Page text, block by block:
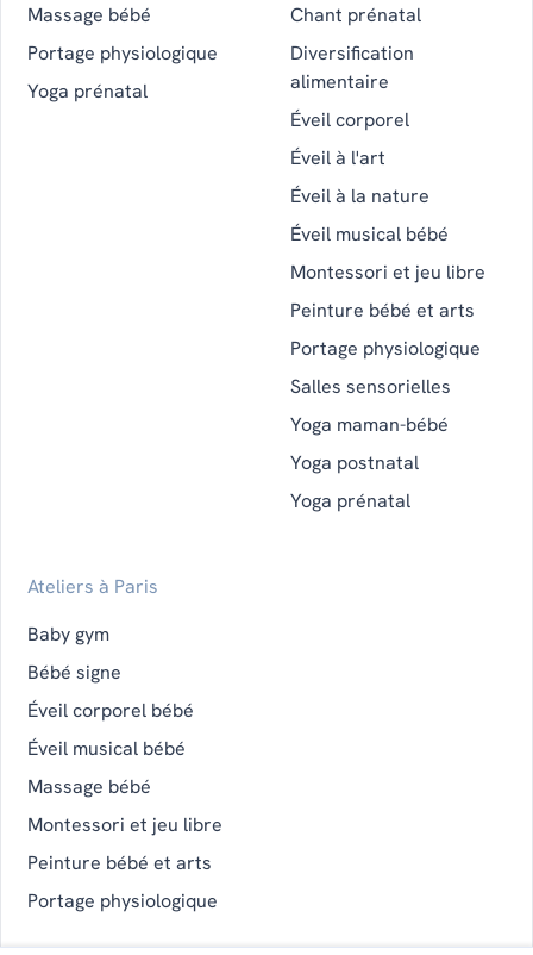
Massage bébé
Portage physiologique
Yoga prénatal
Chant prénatal
Diversification
alimentaire
Éveil corporel
Éveil à l'art
Éveil à la nature
Éveil musical bébé
Montessori et jeu libre
Peinture bébé et arts
Portage physiologique
Salles sensorielles
Yoga maman-bébé
Yoga postnatal
Yoga prénatal
Ateliers à Paris
Baby gym
Bébé signe
Éveil corporel bébé
Éveil musical bébé
Massage bébé
Montessori et jeu libre
Peinture bébé et arts
Portage physiologique